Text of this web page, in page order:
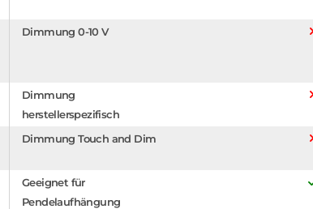
Dimmung 0-10 V
Dimmung
herstellerspezifisch
Dimmung Touch and Dim
Geeignet für
Pendelaufhängung